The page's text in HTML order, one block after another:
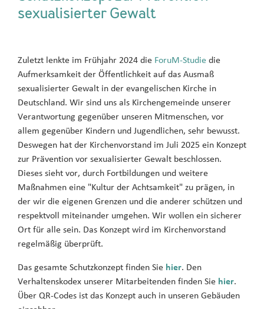
sexualisierter Gewalt
Zuletzt lenkte im Frühjahr 2024 die ForuM-Studie die
Aufmerksamkeit der Öffentlichkeit auf das Ausmaß
sexualisierter Gewalt in der evangelischen Kirche in
Deutschland. Wir sind uns als Kirchengemeinde unserer
Verantwortung gegenüber unseren Mitmenschen, vor
allem gegenüber Kindern und Jugendlichen, sehr bewusst.
Deswegen hat der Kirchenvorstand im Juli 2025 ein Konzept
zur Prävention vor sexualisierter Gewalt beschlossen.
Dieses sieht vor, durch Fortbildungen und weitere
Maßnahmen eine "Kultur der Achtsamkeit" zu prägen, in
der wir die eigenen Grenzen und die anderer schützen und
respektvoll miteinander umgehen. Wir wollen ein sicherer
Ort für alle sein. Das Konzept wird im Kirchenvorstand
regelmäßig überprüft.
Das gesamte Schutzkonzept finden Sie hier. Den
Verhaltenskodex unserer Mitarbeitenden finden Sie hier.
Über QR-Codes ist das Konzept auch in unseren Gebäuden